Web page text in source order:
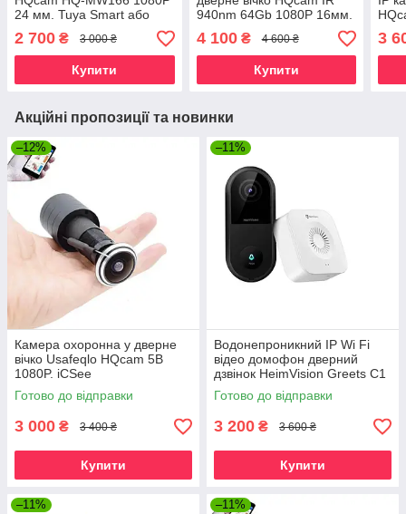
24 мм. Tuya Smart або
2 700 ₴ 3 000 ₴
Купити
940nm 64Gb 1080P 16мм.
4 100₴ 4 600 ₴
Купити
3
Акційні пропозиції та новинки
–12%
Камера охоронна у дверне
вічко Usafeqlo HQcam 5B
1080P. iCSee
Готово до відправки
3 000 ₴ 3 400 ₴
Купити
–11%
Водонепроникний IP Wi Fi
відео домофон дверний
дзвінок HeimVision Greets C1
2K. HeimLife
Готово до відправки
3 200 ₴ 3 600 ₴
Купити
–11% –11%